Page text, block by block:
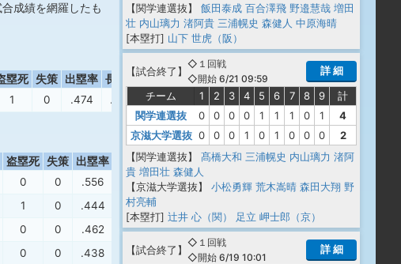
成績を網羅したも
塁死 失策 出塁率 長打率 OPS
1 0 .474 .444 .918
盗塁死 失策 出塁率 長打率
OPS
0 0 .556 .667
1.223
1 0 .444 .500
0 0 .462 .300
.762
0 0 .438 .385
.823
【関学連選抜】
飯田泰成 百合澤飛 野邉慧哉 増田
壮 内山璃力 渚阿貴 三浦幌史 森健人 中原海晴
[本塁打] 山下 世虎（阪）
【試合終了 】
◇１回戦
◇開始 6/21 09:59
詳 細
チーム 1 2 3 4 5 6 7 8 9
計
関学連選抜
0 0 0 0 1 1 1 0 1
4
京滋大学選抜 0 0 0 1 0 1 0 0 0
2
【関学連選抜】
髙橋大和 三浦幌史 内山璃力 渚阿
貴 増田壮 森健人
【京滋大学選抜】
小松勇輝 荒木嵩晴 森田大翔 野
村亮輔
[本塁打] 辻井 心（関） 足立 岬士郎（京）
【試合終了 】
◇１回戦
◇開始 6/19 10:01
詳 細